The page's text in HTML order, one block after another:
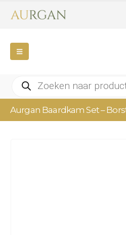
Producten
zoeken
Aurgan Baardkam Set –